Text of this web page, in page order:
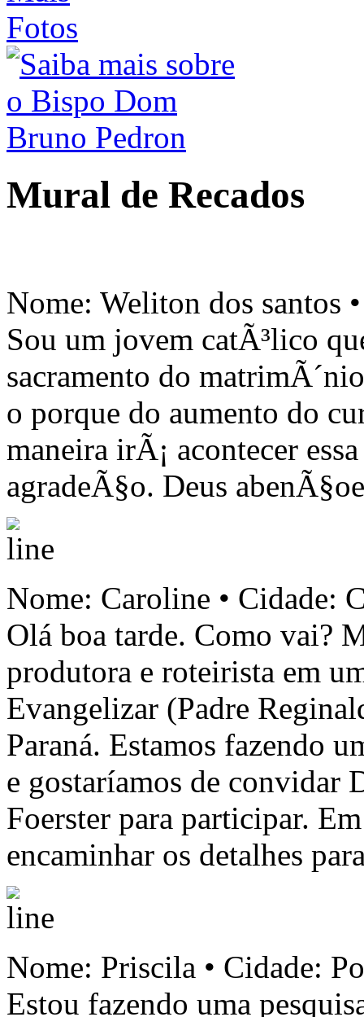
Mural de Recados
Nome: Weliton dos santos
Sou um jovem catÃ³lico
sacramento do
o porque do aumento do
maneira irÃ¡ acontecer
agradeÃ§o. Deus
Nome: Caroline • Cidade:
Olá boa tarde. Como vai?
produtora e roteirista em
Evangelizar (Padre
Paraná. Estamos fazendo
e gostaríamos de convidar
Foerster para participar.
encaminhar os detalhes
Nome: Priscila • Cidade:
Estou fazendo uma